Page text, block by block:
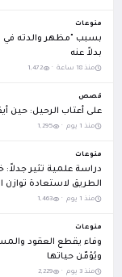
منوعات
بسبب "مظهر والدته في
بدلاً عنه
منذ 18 ساعة · 1,472
قصص
على أعتاب الرحيل: حين
منذ 1 يوم · 1,295
منوعات
الطريق لاستعادة توازن
منذ 1 يوم · 1,463
منوعات
ويُؤمّن حياتها
منذ 3 يوم · 2,229